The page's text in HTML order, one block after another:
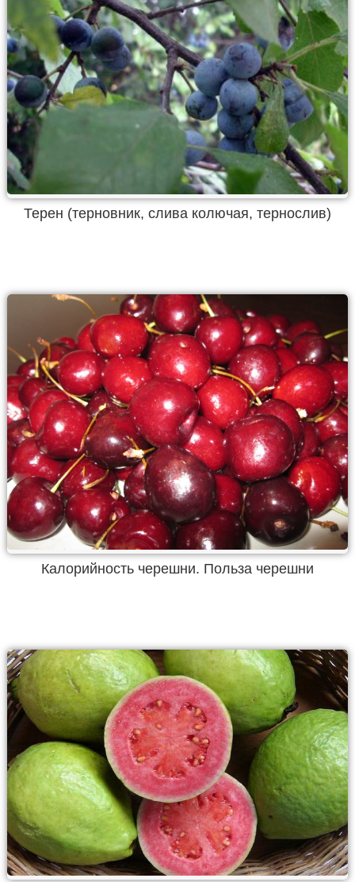
Терен (терновник, слива колючая, тернослив)
Калорийность черешни. Польза черешни